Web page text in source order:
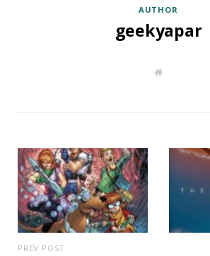
AUTHOR
geekyapar
W
PREV POST